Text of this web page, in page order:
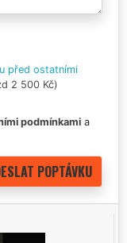
před ostatními
2 500 Kč)
podmínkami a